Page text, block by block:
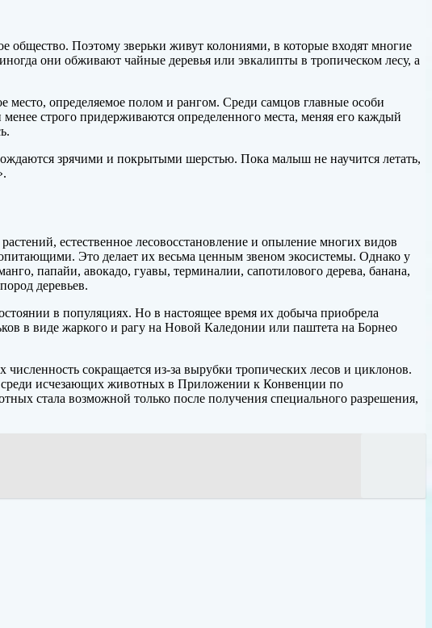
Поэтому зверьки живут колониями, в которые входят многие
они обживают чайные деревья или эвкалипты в тропическом лесу, а
место, определяемое полом и рангом. Среди самцов главные особи
строго придерживаются определенного места, меняя его каждый
зрячими и покрытыми шерстью. Пока малыш не научится летать,
естественное лесовосстановление и опыление многих видов
Это делает их весьма ценным звеном экосистемы. Однако у
папайи, авокадо, гуавы, терминалии, сапотилового дерева, банана,
деревьев.
в популяциях. Но в настоящее время их добыча приобрела
в виде жаркого и рагу на Новой Каледонии или паштета на Борнео
сокращается из-за вырубки тропических лесов и циклонов.
среди исчезающих животных в Приложении к Конвенции по
стала возможной только после получения специального разрешения,